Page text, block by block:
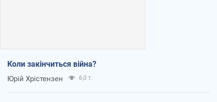
Коли закінчиться війна?
Юрій Хрістензен 6,0 т.